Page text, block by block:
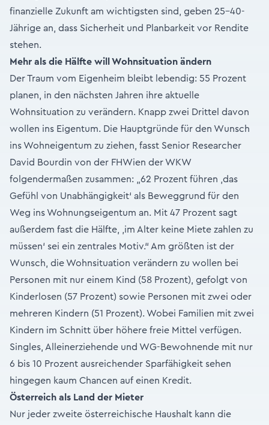
finanzielle Zukunft am wichtigsten sind, geben 25-40-
Jährige an, dass Sicherheit und Planbarkeit vor Rendite
stehen.
Mehr als die Hälfte will Wohnsituation ändern
Der Traum vom Eigenheim bleibt lebendig: 55 Prozent
planen, in den nächsten Jahren ihre aktuelle
Wohnsituation zu verändern. Knapp zwei Drittel davon
wollen ins Eigentum. Die Hauptgründe für den Wunsch
ins Wohneigentum zu ziehen, fasst Senior Researcher
David Bourdin von der FHWien der WKW
folgendermaßen zusammen: „62 Prozent führen ‚das
Gefühl von Unabhängigkeit‘ als Beweggrund für den
Weg ins Wohnungseigentum an. Mit 47 Prozent sagt
außerdem fast die Hälfte, ‚im Alter keine Miete zahlen zu
müssen‘ sei ein zentrales Motiv.“ Am größten ist der
Wunsch, die Wohnsituation verändern zu wollen bei
Personen mit nur einem Kind (58 Prozent), gefolgt von
Kinderlosen (57 Prozent) sowie Personen mit zwei oder
mehreren Kindern (51 Prozent). Wobei Familien mit zwei
Kindern im Schnitt über höhere freie Mittel verfügen.
Singles, Alleinerziehende und WG-Bewohnende mit nur
6 bis 10 Prozent ausreichender Sparfähigkeit sehen
hingegen kaum Chancen auf einen Kredit.
Österreich als Land der Mieter
Nur jeder zweite österreichische Haushalt kann die